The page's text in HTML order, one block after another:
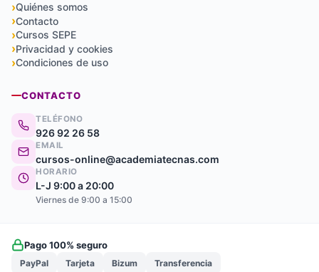
Quiénes somos
Contacto
Cursos SEPE
Privacidad y cookies
Condiciones de uso
CONTACTO
TELÉFONO
926 92 26 58
EMAIL
cursos-online@academiatecnas.com
HORARIO
L-J 9:00 a 20:00
Viernes de 9:00 a 15:00
Pago 100% seguro
PayPal Tarjeta Bizum Transferencia